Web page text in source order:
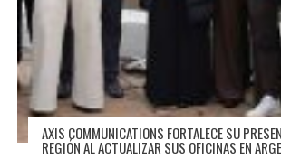
AXIS COMMUNICATIONS FORTALECE SU
REGIÓN AL ACTUALIZAR SUS OFICINAS EN